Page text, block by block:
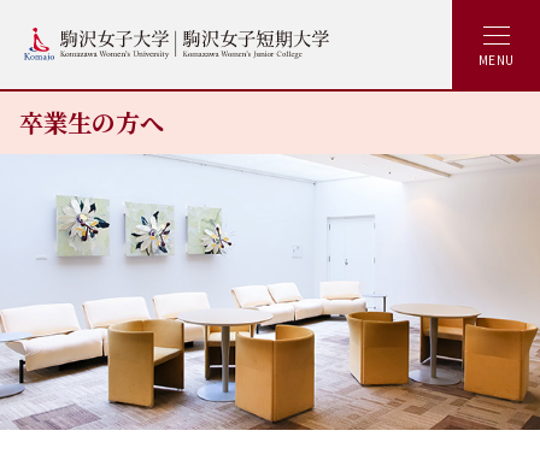
MENU
卒業生の方へ